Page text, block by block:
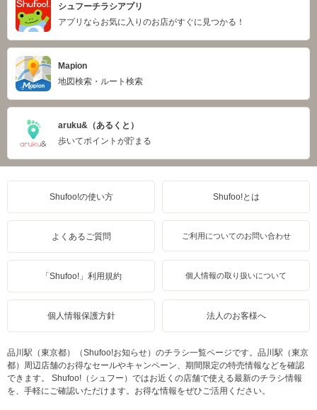
シュフーチラシアプリ
アプリならお気に入りのお店がすぐに見つかる！
Mapion
地図検索・ルート検索
aruku&（あるくと）
歩いてポイントが貯まる
Shufoo!の使い方 Shufoo!とは
よくあるご質問 ご利用についてのお問い合わせ
「Shufoo!」利用規約 個人情報の取り扱いについて
個人情報保護方針 法人のお客様へ
品川駅（東京都）（Shufoo!お知らせ）のチラシ一覧ページです。品川駅（東京
都）周辺店舗のお得なセールやキャンペーン、期間限定の特売情報などを確認
できます。 Shufoo!（シュフー）ではお近くの店舗で使える最新のチラシ情報
を、手軽にご確認いただけます。お得な情報をぜひご活用ください。